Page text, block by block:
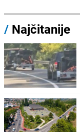
/ Najčitanije